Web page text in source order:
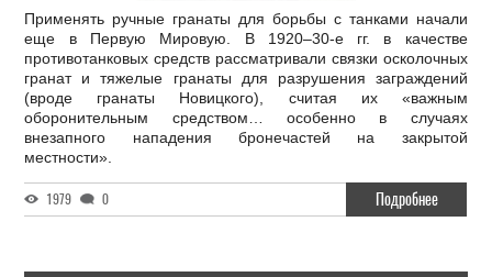
Применять ручные гранаты для борьбы с танками начали
еще в Первую Мировую. В 1920–30-е гг. в качестве
противотанковых средств рассматривали связки осколочных
гранат и тяжелые гранаты для разрушения заграждений
(вроде гранаты Новицкого), считая их «важным
оборонительным средством… особенно в случаях
внезапного нападения бронечастей на закрытой
местности».
1979 0 Подробнее